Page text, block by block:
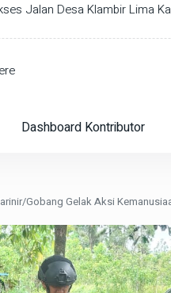
Perbaikan Pemerintah Deli
Dashboard Kontributor
Gobang Gelak Aksi